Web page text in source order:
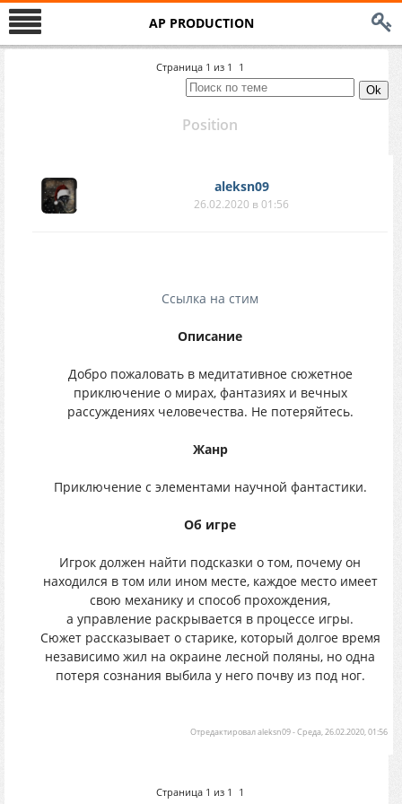
AP PRODUCTION
Страница 1 из 1 1
Position
aleksn09
26.02.2020 в 01:56
Ссылка на стим
Описание
Добро пожаловать в медитативное сюжетное
приключение о мирах, фантазиях и вечных
рассуждениях человечества. Не потеряйтесь.
Жанр
Приключение с элементами научной фантастики.
Об игре
Игрок должен найти подсказки о том, почему он
находился в том или ином месте, каждое место имеет
свою механику и способ прохождения,
а управление раскрывается в процессе игры.
Сюжет рассказывает о старике, который долгое время
независимо жил на окраине лесной поляны, но одна
потеря сознания выбила у него почву из под ног.
Отредактировалaleksn09-Среда, 26.02.2020, 01:56
Страница 1 из 1 1